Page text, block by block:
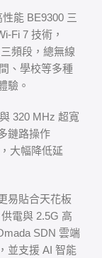
能 BE9300 三
Fi 7 技術，
頻段，總無線
、學校等多種
驗。
320 MHz 超寬
鏈路操作
大幅降低延
易貼合天花板
電與 2.5G 高
SDN 雲端
並支援 AI 智能